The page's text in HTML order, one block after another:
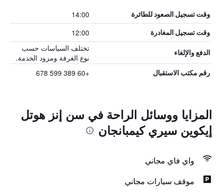
وقت تسجيل الصعود للطائرة 14:00
وقت تسجيل المغادرة 12:00
الدفع والإلغاء
تختلف السياسات حسب
نوع الغرفة ومزود الخدمة.
رقم مكتب الاستقبال +60 389 599 678
المزايا ووسائل الراحة في سن إنز هوتل
إيكوين سيري كيمبانجان
واي فاي مجاني
موقف سيارات مجاني